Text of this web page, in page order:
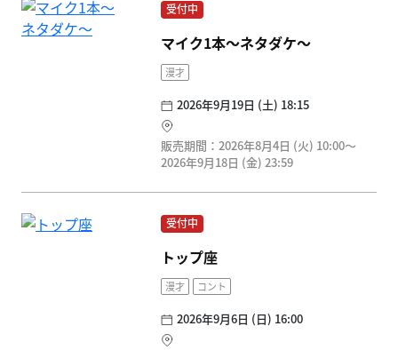
受付中
マイク1本～ネタダケ～
漫才
2026年9月19日 (土) 18:15
販売期間：2026年8月4日 (火) 10:00〜
2026年9月18日 (金) 23:59
受付中
トップ座
漫才 コント
2026年9月6日 (日) 16:00